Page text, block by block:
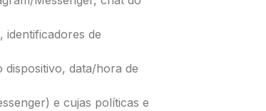
identificadores de
dispositivo, data/hora de
e cujas políticas e